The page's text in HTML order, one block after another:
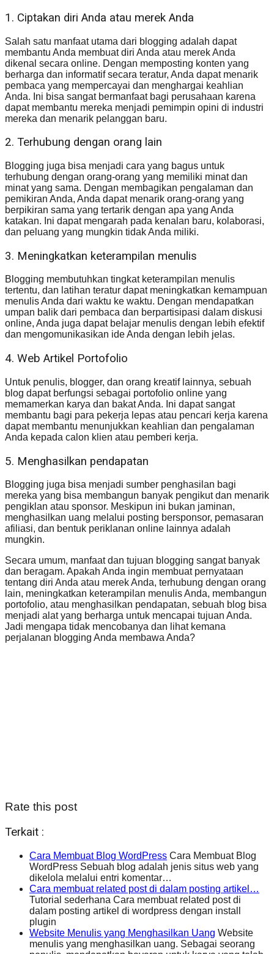
1. Ciptakan diri Anda atau merek Anda
Salah satu manfaat utama dari blogging adalah dapat
membantu Anda membuat diri Anda atau merek Anda
dikenal secara online. Dengan memposting konten yang
berharga dan informatif secara teratur, Anda dapat menarik
pembaca yang mempercayai dan menghargai keahlian
Anda. Ini bisa sangat bermanfaat bagi perusahaan karena
dapat membantu mereka menjadi pemimpin opini di industri
mereka dan menarik pelanggan baru.
2. Terhubung dengan orang lain
Blogging juga bisa menjadi cara yang bagus untuk
terhubung dengan orang-orang yang memiliki minat dan
minat yang sama. Dengan membagikan pengalaman dan
pemikiran Anda, Anda dapat menarik orang-orang yang
berpikiran sama yang tertarik dengan apa yang Anda
katakan. Ini dapat mengarah pada kenalan baru, kolaborasi,
dan peluang yang mungkin tidak Anda miliki.
3. Meningkatkan keterampilan menulis
Blogging membutuhkan tingkat keterampilan menulis
tertentu, dan latihan teratur dapat meningkatkan kemampuan
menulis Anda dari waktu ke waktu. Dengan mendapatkan
umpan balik dari pembaca dan berpartisipasi dalam diskusi
online, Anda juga dapat belajar menulis dengan lebih efektif
dan mengomunikasikan ide Anda dengan lebih jelas.
4. Web Artikel Portofolio
Untuk penulis, blogger, dan orang kreatif lainnya, sebuah
blog dapat berfungsi sebagai portofolio online yang
memamerkan karya dan bakat Anda. Ini dapat sangat
membantu bagi para pekerja lepas atau pencari kerja karena
dapat membantu menunjukkan keahlian dan pengalaman
Anda kepada calon klien atau pemberi kerja.
5. Menghasilkan pendapatan
Blogging juga bisa menjadi sumber penghasilan bagi
mereka yang bisa membangun banyak pengikut dan menarik
pengiklan atau sponsor. Meskipun ini bukan jaminan,
menghasilkan uang melalui posting bersponsor, pemasaran
afiliasi, dan bentuk periklanan online lainnya adalah
mungkin.
Secara umum, manfaat dan tujuan blogging sangat banyak
dan beragam. Apakah Anda ingin membuat pernyataan
tentang diri Anda atau merek Anda, terhubung dengan orang
lain, meningkatkan keterampilan menulis Anda, membangun
portofolio, atau menghasilkan pendapatan, sebuah blog bisa
menjadi alat yang berharga untuk mencapai tujuan Anda.
Jadi mengapa tidak mencobanya dan lihat kemana
perjalanan blogging Anda membawa Anda?
Rate this post
Terkait :
Cara Membuat Blog WordPress Cara Membuat Blog
WordPress Sebuah blog adalah jenis situs web yang
dikelola melalui entri komentar…
Cara membuat related post di dalam posting artikel…
Tutorial sederhana Cara membuat related post di
dalam posting artikel di wordpress dengan install
plugin
Website Menulis yang Menghasilkan Uang Website
menulis yang menghasilkan uang. Sebagai seorang